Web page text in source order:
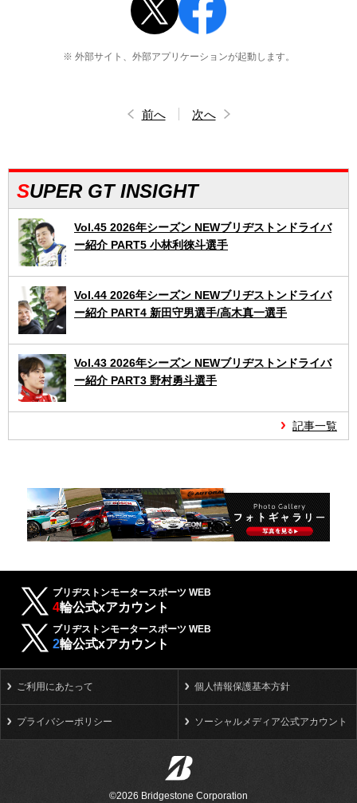
※ 外部サイト、外部アプリケーションが起動します。
前へ 次へ
SUPER GT INSIGHT
Vol.45 2026年シーズン NEWブリヂストンドライバ
ー紹介 PART5 小林利徠斗選手
Vol.44 2026年シーズン NEWブリヂストンドライバ
ー紹介 PART4 新田守男選手/高木真一選手
Vol.43 2026年シーズン NEWブリヂストンドライバ
ー紹介 PART3 野村勇斗選手
記事一覧
ブリヂストンモータースポーツ WEB
4輪公式xアカウント
ブリヂストンモータースポーツ WEB
2輪公式xアカウント
ご利用にあたって 個人情報保護基本方針
プライバシーポリシー ソーシャルメディア公式アカウント
©2026 Bridgestone Corporation